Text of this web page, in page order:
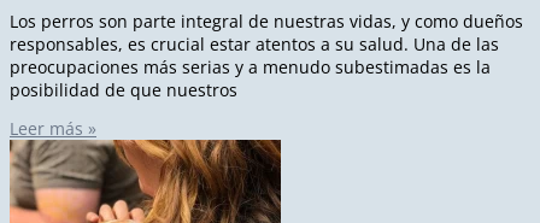
Los perros son parte integral de nuestras vidas, y como dueños
responsables, es crucial estar atentos a su salud. Una de las
preocupaciones más serias y a menudo subestimadas es la
posibilidad de que nuestros
Leer más »